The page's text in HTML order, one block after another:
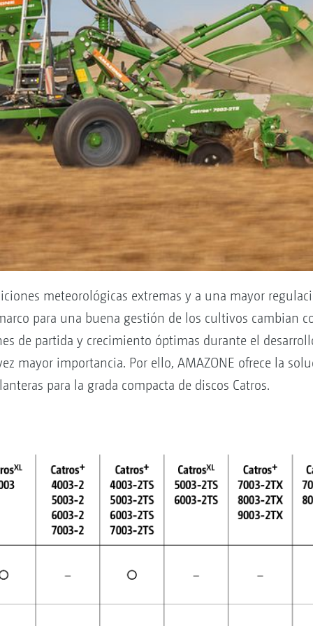
meteorológicas extremas y a una mayor
para una buena gestión de los cultivos cambian
de partida y crecimiento óptimas durante el
mayor importancia. Por ello, AMAZONE ofrece la
para la grada compacta de discos Catros.